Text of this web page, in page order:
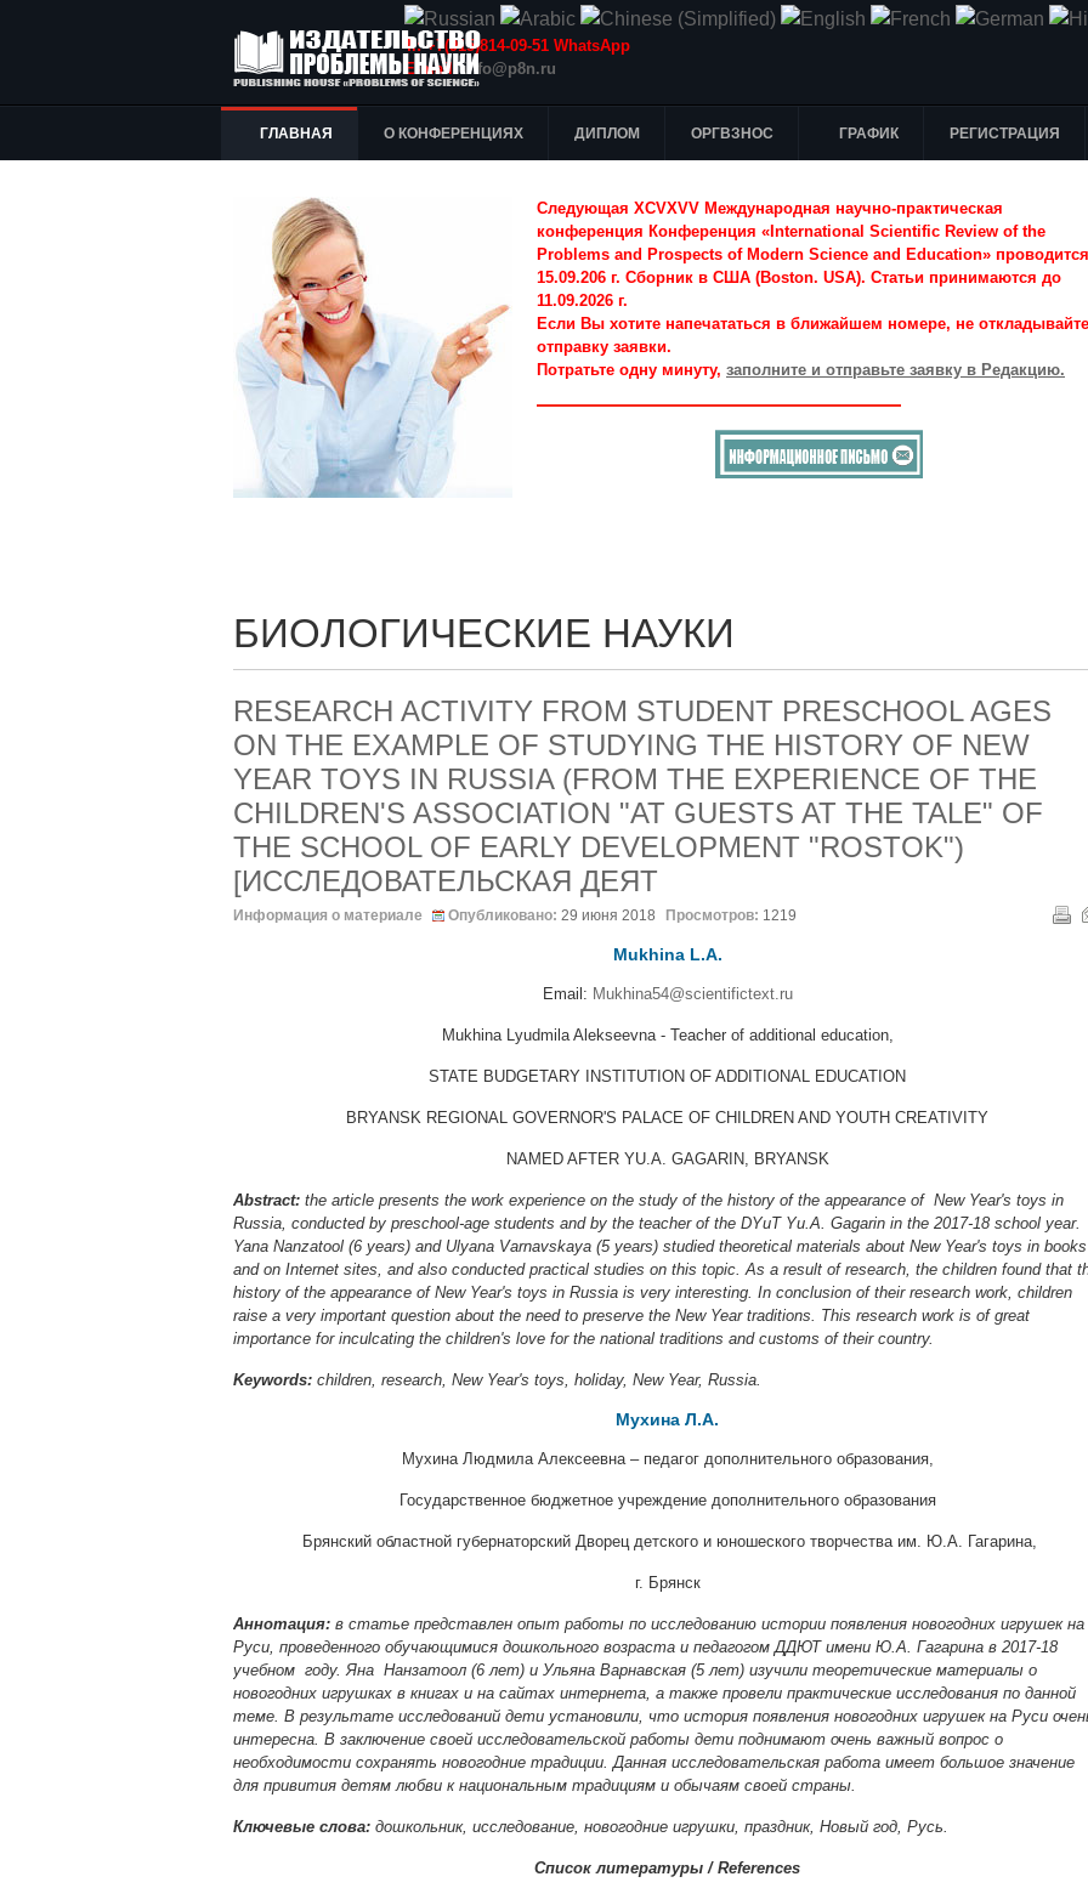
Т.: +7(915)814-09-51 WhatsApp
E-mail:info@p8n.ru
ГЛАВНАЯ О КОНФЕРЕНЦИЯХ ДИПЛОМ ОРГВЗНОС ГРАФИК РЕГИСТРАЦИЯ
Следующая XCVXVV Международная научно-практическая
конференция Конференция «International Scientific Review of the
Problems and Prospects of Modern Science and Education» проводится
15.09.206 г. Сборник в США (Boston. USA). Статьи принимаются до
11.09.2026 г.
Если Вы хотите напечататься в ближайшем номере, не откладывайте
отправку заявки.
Потратьте одну минуту, заполните и отправьте заявку в Редакцию.
БИОЛОГИЧЕСКИЕ НАУКИ
RESEARCH ACTIVITY FROM STUDENT PRESCHOOL AGES
ON THE EXAMPLE OF STUDYING THE HISTORY OF NEW
YEAR TOYS IN RUSSIA (FROM THE EXPERIENCE OF THE
CHILDREN'S ASSOCIATION "AT GUESTS AT THE TALE" OF
THE SCHOOL OF EARLY DEVELOPMENT "ROSTOK")
[ИССЛЕДОВАТЕЛЬСКАЯ ДЕЯТ
Информация о материале Опубликовано: 29 июня 2018 Просмотров: 1219
Mukhina L.A.
Email: Mukhina54@scientifictext.ru
Mukhina Lyudmila Alekseevna - Teacher of additional education,
STATE BUDGETARY INSTITUTION OF ADDITIONAL EDUCATION
BRYANSK REGIONAL GOVERNOR'S PALACE OF CHILDREN AND YOUTH CREATIVITY
NAMED AFTER YU.A. GAGARIN, BRYANSK
Abstract: the article presents the work experience on the study of the history of the appearance of New Year's toys in
Russia, conducted by preschool-age students and by the teacher of the DYuT Yu.A. Gagarin in the 2017-18 school year.
Yana Nanzatool (6 years) and Ulyana Varnavskaya (5 years) studied theoretical materials about New Year's toys in books
and on Internet sites, and also conducted practical studies on this topic. As a result of research, the children found that
history of the appearance of New Year's toys in Russia is very interesting. In conclusion of their research work, children
raise a very important question about the need to preserve the New Year traditions. This research work is of great
importance for inculcating the children's love for the national traditions and customs of their country.
Keywords: children, research, New Year's toys, holiday, New Year, Russia.
Мухина Л.А.
Мухина Людмила Алексеевна – педагог дополнительного образования,
Государственное бюджетное учреждение дополнительного образования
Брянский областной губернаторский Дворец детского и юношеского творчества им. Ю.А. Гагарина,
г. Брянск
Аннотация: в статье представлен опыт работы по исследованию истории появления новогодних игрушек на
Руси, проведенного обучающимися дошкольного возраста и педагогом ДДЮТ имени Ю.А. Гагарина в 2017-18
учебном году. Яна Нанзатоол (6 лет) и Ульяна Варнавская (5 лет) изучили теоретические материалы о
новогодних игрушках в книгах и на сайтах интернета, а также провели практические исследования по данной
теме. В результате исследований дети установили, что история появления новогодних игрушек на Руси
интересна. В заключение своей исследовательской работы дети поднимают очень важный вопрос о
необходимости сохранять новогодние традиции. Данная исследовательская работа имеет большое значение
для привития детям любви к национальным традициям и обычаям своей страны.
Ключевые слова: дошкольник, исследование, новогодние игрушки, праздник, Новый год, Русь.
Список литературы / References